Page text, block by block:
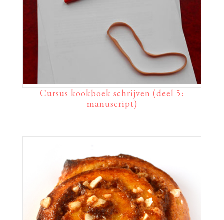
Cursus kookboek schrijven (deel 5:
manuscript)